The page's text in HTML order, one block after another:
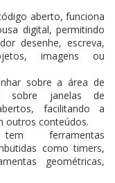
aberto, funciona
digital, permitindo
desenhe, escreva,
imagens ou
sobre a área de
sobre janelas de
facilitando a
outros conteúdos.
ferramentas
como timers,
geométricas,